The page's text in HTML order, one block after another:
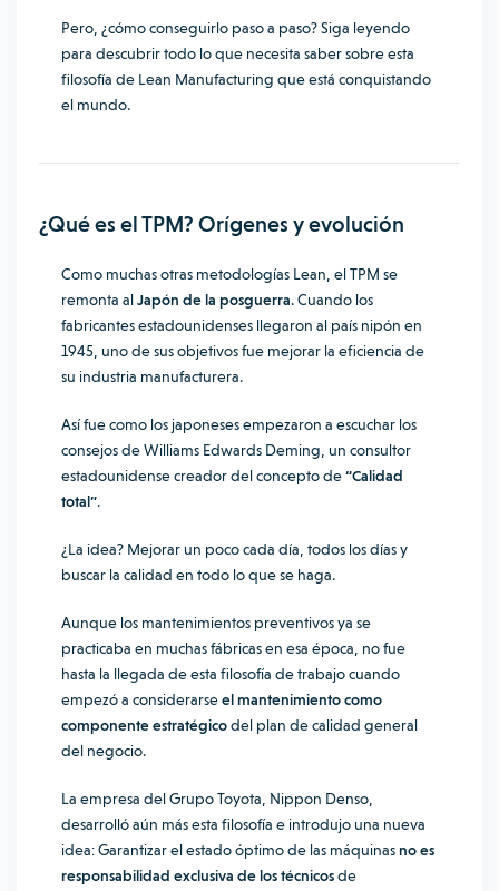
Pero, ¿cómo conseguirlo paso a paso? Siga leyendo
para descubrir todo lo que necesita saber sobre esta
filosofía de Lean Manufacturing que está conquistando
el mundo.
¿Qué es el TPM? Orígenes y evolución
Como muchas otras metodologías Lean, el TPM se
remonta alJapón de la posguerra. Cuando los
fabricantes estadounidenses llegaron al país nipón en
1945, uno de sus objetivos fue mejorar la eficiencia de
su industria manufacturera.
Así fue como los japoneses empezaron a escuchar los
consejos de Williams Edwards Deming, un consultor
estadounidense creador del concepto de“Calidad
total”.
¿La idea? Mejorar un poco cada día, todos los días y
buscar la calidad en todo lo que se haga.
Aunque los mantenimientos preventivos ya se
practicaba en muchas fábricas en esa época, no fue
hasta la llegada de esta filosofía de trabajo cuando
empezó a considerarseel mantenimiento como
componente estratégicodel plan de calidad general
del negocio.
La empresa del Grupo Toyota, Nippon Denso,
desarrolló aún más esta filosofía e introdujo una nueva
idea: Garantizar el estado óptimo de las máquinasno es
responsabilidad exclusiva de los técnicosde